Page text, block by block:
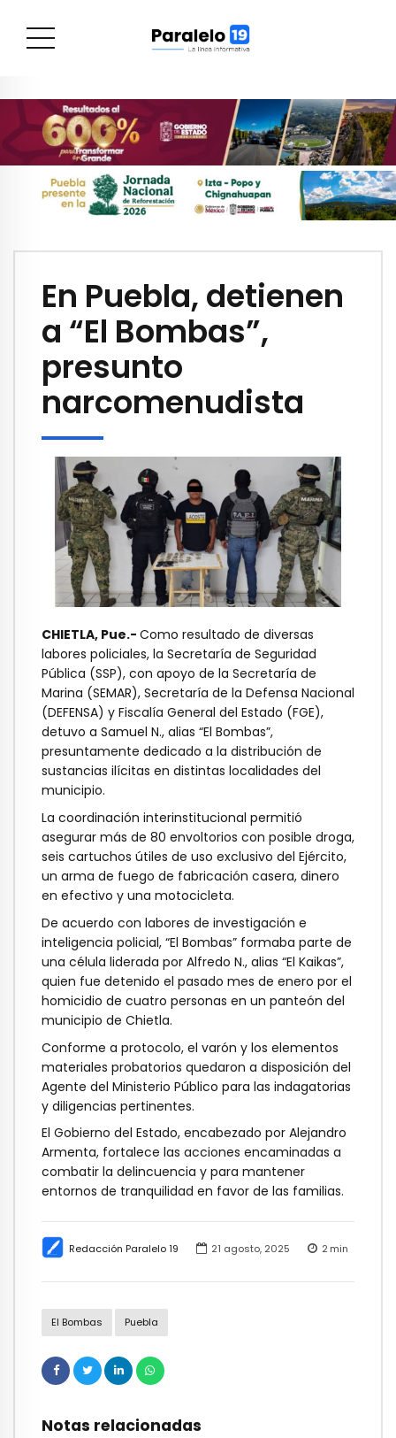
Redacción Paralelo 19 21 agosto, 2025 2 min
El Bombas Puebla
Notas relacionadas
En Puebla, detienen
a “El Bombas”,
presunto
narcomenudista
CHIETLA, Pue.- Como resultado de diversas
labores policiales, la Secretaría de Seguridad
Pública (SSP), con apoyo de la Secretaría de
Marina (SEMAR), Secretaría de la Defensa Nacional
(DEFENSA) y Fiscalía General del Estado (FGE),
detuvo a Samuel N., alias “El Bombas”,
presuntamente dedicado a la distribución de
sustancias ilícitas en distintas localidades del
municipio.
La coordinación interinstitucional permitió
asegurar más de 80 envoltorios con posible droga,
seis cartuchos útiles de uso exclusivo del Ejército,
un arma de fuego de fabricación casera, dinero
en efectivo y una motocicleta.
De acuerdo con labores de investigación e
inteligencia policial, “El Bombas” formaba parte de
una célula liderada por Alfredo N., alias “El Kaikas”,
quien fue detenido el pasado mes de enero por el
homicidio de cuatro personas en un panteón del
municipio de Chietla.
Conforme a protocolo, el varón y los elementos
materiales probatorios quedaron a disposición del
Agente del Ministerio Público para las indagatorias
y diligencias pertinentes.
El Gobierno del Estado, encabezado por Alejandro
Armenta, fortalece las acciones encaminadas a
combatir la delincuencia y para mantener
entornos de tranquilidad en favor de las familias.